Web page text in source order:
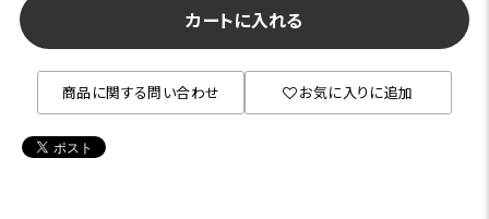
カートに入れる
商品に関する問い合わせ お気に入りに追加